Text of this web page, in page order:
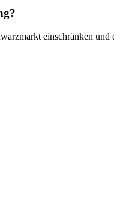
einschränken